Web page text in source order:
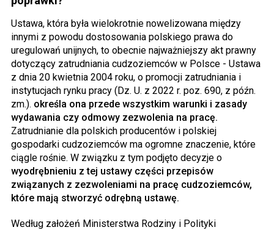
Ustawa, która była wielokrotnie nowelizowana między
innymi z powodu dostosowania polskiego prawa do
uregulowań unijnych, to obecnie najważniejszy akt prawny
dotyczący zatrudniania cudzoziemców w Polsce - Ustawa
z dnia 20 kwietnia 2004 roku, o promocji zatrudniania i
instytucjach rynku pracy (Dz. U. z 2022 r. poz. 690, z późn.
zm.). określa ona przede wszystkim warunki i zasady
wydawania czy odmowy zezwolenia na pracę.
Zatrudnianie dla polskich producentów i polskiej
gospodarki cudzoziemców ma ogromne znaczenie, które
ciągle rośnie. W związku z tym podjęto decyzje o
wyodrębnieniu z tej ustawy części przepisów
związanych z zezwoleniami na pracę cudzoziemców,
które mają stworzyć odrębną ustawę.
Według założeń Ministerstwa Rodziny i Polityki